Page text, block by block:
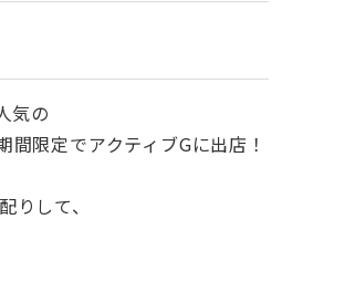
気の
間限定でアクティブGに出店！
りして、